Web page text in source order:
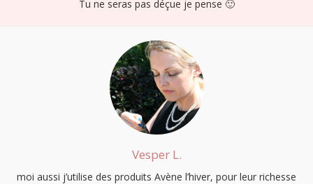
Tu ne seras pas déçue je pense 🙂
Vesper L.
moi aussi j’utilise des produits Avène l’hiver, pour leur richesse